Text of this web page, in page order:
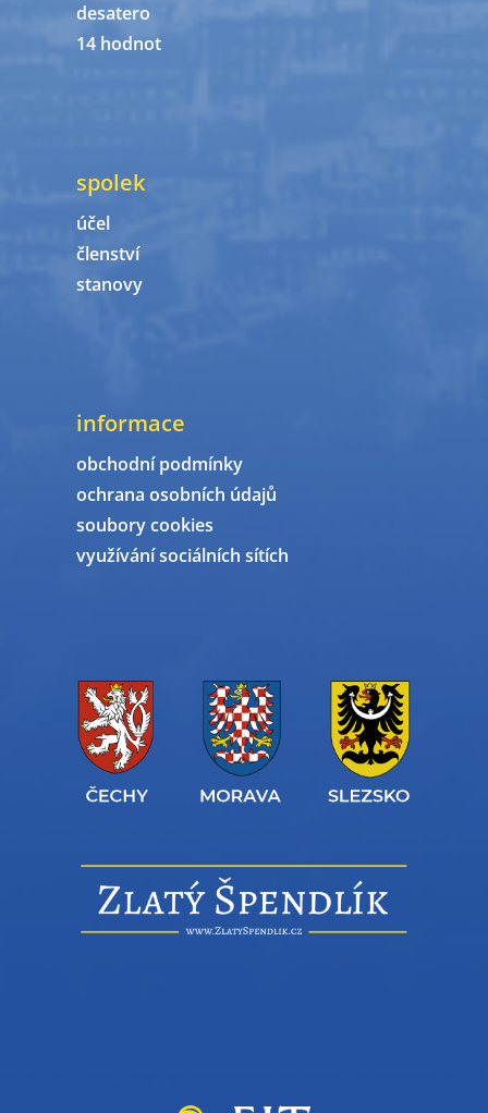
desatero
14 hodnot
spolek
účel
členství
stanovy
informace
obchodní podmínky
ochrana osobních údajů
soubory cookies
využívání sociálních sítích